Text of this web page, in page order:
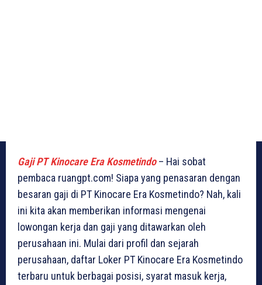
Gaji PT Kinocare Era Kosmetindo– Hai sobat
pembaca ruangpt.com! Siapa yang penasaran dengan
besaran gaji di PT Kinocare Era Kosmetindo? Nah, kali
ini kita akan memberikan informasi mengenai
lowongan kerja dan gaji yang ditawarkan oleh
perusahaan ini. Mulai dari profil dan sejarah
perusahaan, daftar Loker PT Kinocare Era Kosmetindo
terbaru untuk berbagai posisi, syarat masuk kerja,